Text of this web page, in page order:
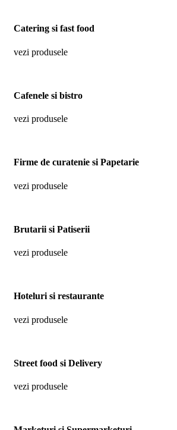
Catering si fast food
vezi produsele
Cafenele si bistro
vezi produsele
Firme de curatenie si Papetarie
vezi produsele
Brutarii si Patiserii
vezi produsele
Hoteluri si restaurante
vezi produsele
Street food si Delivery
vezi produsele